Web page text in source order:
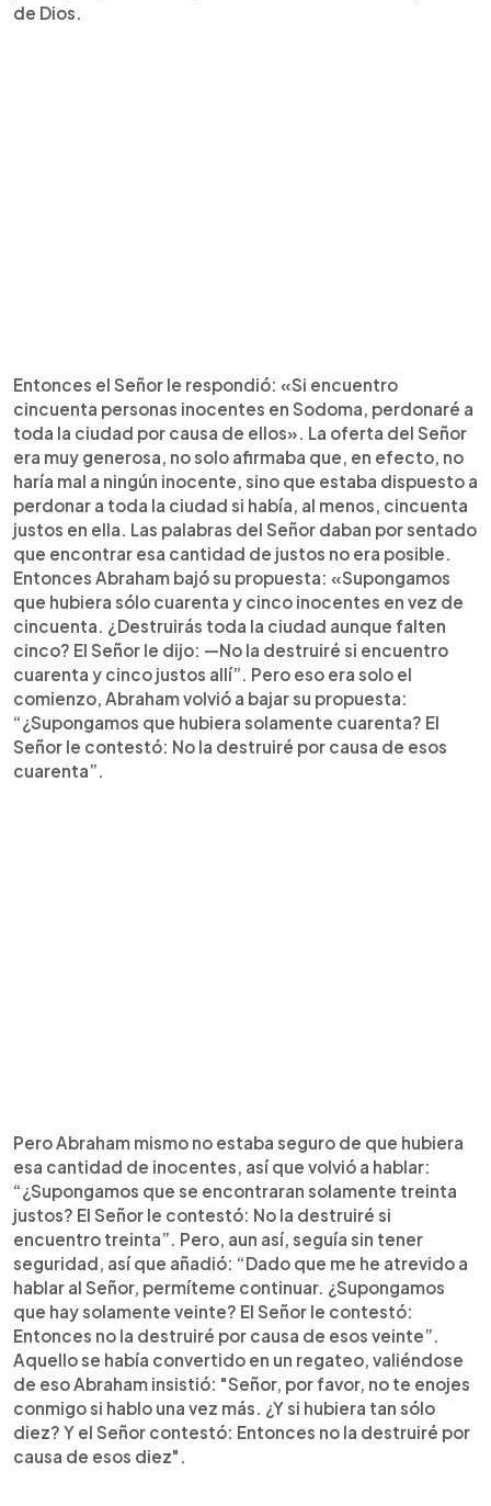
de Dios.
Entonces el Señor le respondió: «Si encuentro
cincuenta personas inocentes en Sodoma, perdonaré a
toda la ciudad por causa de ellos». La oferta del Señor
era muy generosa, no solo afirmaba que, en efecto, no
haría mal a ningún inocente, sino que estaba dispuesto a
perdonar a toda la ciudad si había, al menos, cincuenta
justos en ella. Las palabras del Señor daban por sentado
que encontrar esa cantidad de justos no era posible.
Entonces Abraham bajó su propuesta: «Supongamos
que hubiera sólo cuarenta y cinco inocentes en vez de
cincuenta. ¿Destruirás toda la ciudad aunque falten
cinco? El Señor le dijo: —No la destruiré si encuentro
cuarenta y cinco justos allí”. Pero eso era solo el
comienzo, Abraham volvió a bajar su propuesta:
“¿Supongamos que hubiera solamente cuarenta? El
Señor le contestó: No la destruiré por causa de esos
cuarenta”.
Pero Abraham mismo no estaba seguro de que hubiera
esa cantidad de inocentes, así que volvió a hablar:
“¿Supongamos que se encontraran solamente treinta
justos? El Señor le contestó: No la destruiré si
encuentro treinta”. Pero, aun así, seguía sin tener
seguridad, así que añadió: “Dado que me he atrevido a
hablar al Señor, permíteme continuar. ¿Supongamos
que hay solamente veinte? El Señor le contestó:
Entonces no la destruiré por causa de esos veinte”.
Aquello se había convertido en un regateo, valiéndose
de eso Abraham insistió: "Señor, por favor, no te enojes
conmigo si hablo una vez más. ¿Y si hubiera tan sólo
diez? Y el Señor contestó: Entonces no la destruiré por
causa de esos diez".